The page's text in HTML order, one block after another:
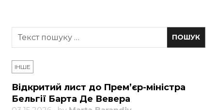
ІНШЕ
Відкритий лист до Прем’єр-міністра
Бельгії Барта Де Вевера